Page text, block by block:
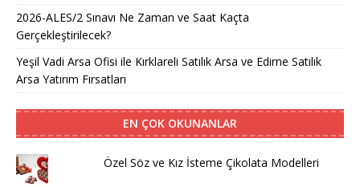
2026-ALES/2 Sınavı Ne Zaman ve Saat Kaçta
Gerçekleştirilecek?
Yeşil Vadi Arsa Ofisi ile Kırklareli Satılık Arsa ve Edirne Satılık
Arsa Yatırım Fırsatları
EN ÇOK OKUNANLAR
Özel Söz ve Kız İsteme Çikolata Modelleri